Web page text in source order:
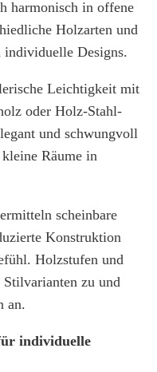
harmonisch in offene
Holzarten und
individuelle Designs.
Leichtigkeit mit
oder Holz-Stahl-
und schwungvoll
Räume in
scheinbare
Konstruktion
Holzstufen und
zu und
an.
individuelle